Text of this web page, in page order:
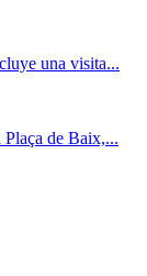
una visita...
de Baix,...